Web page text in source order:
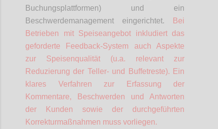
Buchungsplattformen) und ein
Beschwerdemanagement eingerichtet.
Bei
Betrieben mit Speiseangebot inkludiert das
geforderte Feedback-System auch Aspekte
zur Speisenqualität (u.a. relevant zur
Reduzierung der Teller- und Buffetreste). Ein
klares Verfahren zur Erfassung der
Kommentare, Beschwerden und Antworten
der Kunden sowie der durchgeführten
Korrekturmaßnahmen muss vorliegen.